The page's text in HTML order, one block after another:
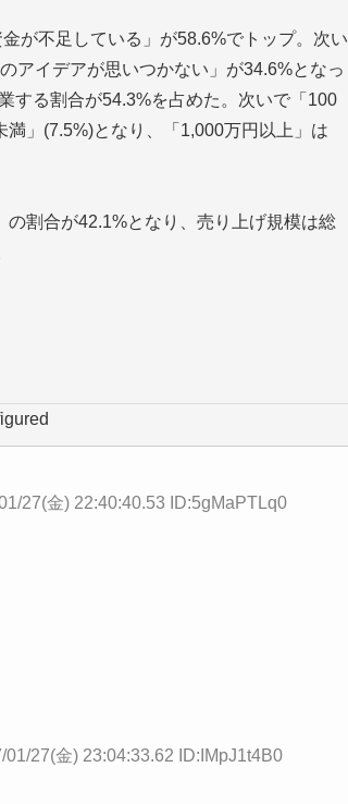
が不足している」が58.6%でトップ。次い
アイデアが思いつかない」が34.6%となっ
する割合が54.3%を占めた。次いで「100
」(7.5%)となり、「1,000万円以上」は
割合が42.1%となり、売り上げ規模は総
27(金) 22:40:40.53 ID:5gMaPTLq0
01/27(金) 23:04:33.62 ID:IMpJ1t4B0